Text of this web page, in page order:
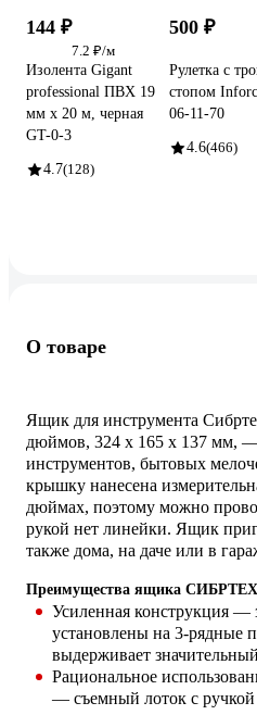
144 ₽
7.2 ₽/м
Изолента Gigant
professional ПВХ 19
мм х 20 м, черная
GT-0-3
4.7(128)
500 ₽
Рулетка с
стопом
06-11-70
4.6(466)
О товаре
Ящик для инструмента
дюймов, 324 х 165 х 137 мм,
инструментов, бытовых
крышку нанесена
дюймах, поэтому можно
рукой нет линейки. Ящик
также дома, на даче или в
Преимущества ящика СИБРТЕХ
Усиленная конструкция —
установлены на 3-рядные
выдерживает
Рациональное
— съемный лоток с ручкой